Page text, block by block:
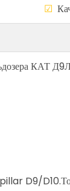
миру ☑
КАТ
D9/